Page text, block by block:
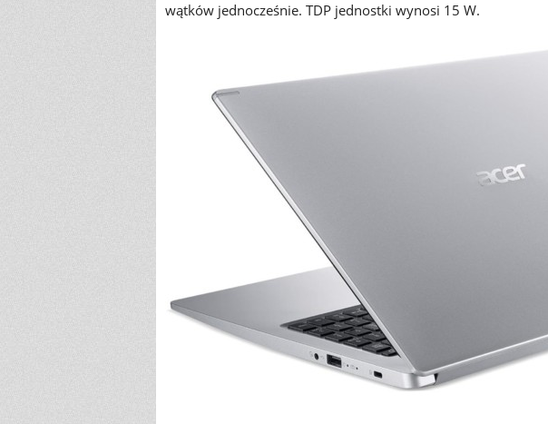
wątków jednocześnie. TDP jednostki wynosi 15 W.